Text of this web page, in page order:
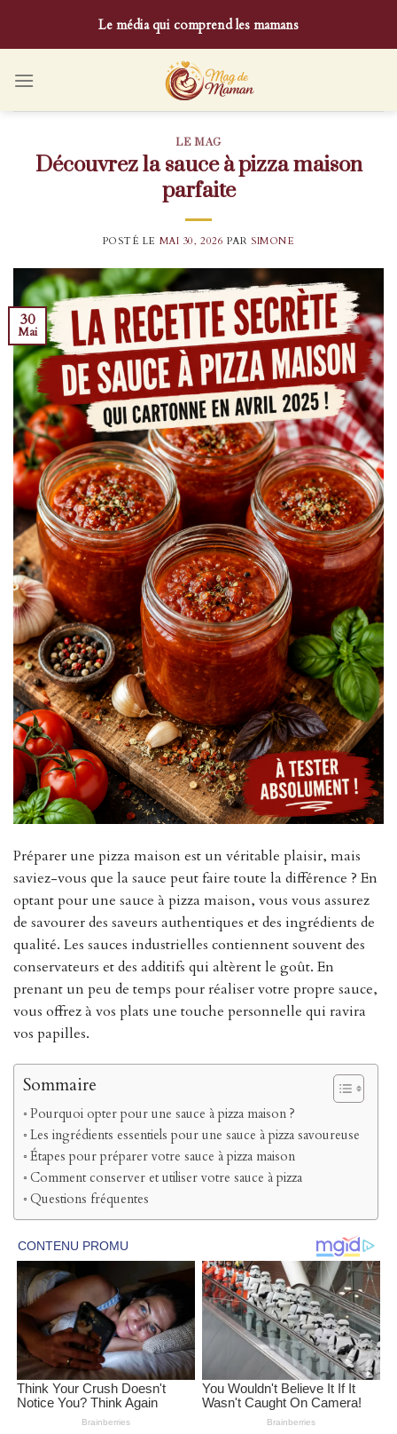
content
Le média qui comprend les mamans
LE MAG
Découvrez la sauce à pizza maison
parfaite
POSTÉ LE MAI 30, 2026 PAR SIMONE
30
Mai
Préparer une pizza maison est un véritable plaisir, mais
saviez-vous que la sauce peut faire toute la différence ? En
optant pour une sauce à pizza maison, vous vous assurez
de savourer des saveurs authentiques et des ingrédients de
qualité. Les sauces industrielles contiennent souvent des
conservateurs et des additifs qui altèrent le goût. En
prenant un peu de temps pour réaliser votre propre sauce,
vous offrez à vos plats une touche personnelle qui ravira
vos papilles.
Sommaire
Pourquoi opter pour une sauce à pizza maison ?
Les ingrédients essentiels pour une sauce à pizza savoureuse
Étapes pour préparer votre sauce à pizza maison
Comment conserver et utiliser votre sauce à pizza
Questions fréquentes